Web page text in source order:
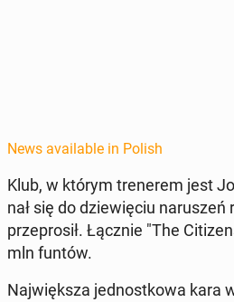
News available in Polish
Klub, w którym trenerem jest
nał się do dziewię­ciu naruszeń
przeprosił. Łącznie "The
mln funtów.
Na­jwięk­sza jed­nos­tkowa kara